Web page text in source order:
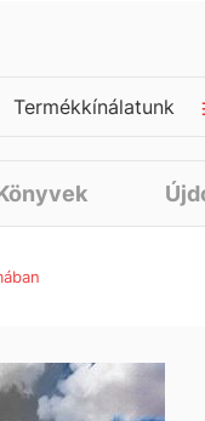
Termékkínálatunk